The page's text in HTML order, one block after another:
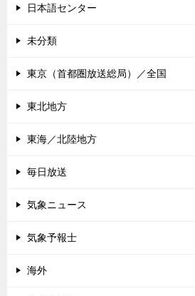
日本語センター
未分類
東京（首都圏放送総局）／全国
東北地方
東海／北陸地方
毎日放送
気象ニュース
気象予報士
海外